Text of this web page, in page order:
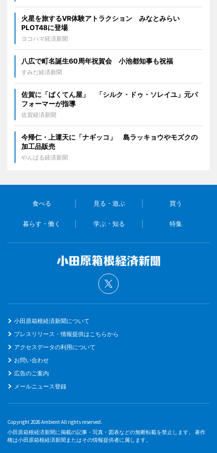
火星を旅するVR体験アトラクション みなとみらい
PLOT48に登場
ヨコハマ経済新聞
八広で町名誕生60周年祝賀会 小池都知事も祝福
すみだ経済新聞
佐賀に「ばくてん屋」 「シルク・ドゥ・ソレイユ」元パ
フォーマーが指導
佐賀経済新聞
今帰仁・上運天に「ナギッコ」 島ラッキョウやモズクの
加工品販売
やんばる経済新聞
食べる 見る・遊ぶ 買う
暮らす・働く 学ぶ・知る 特集
小田原箱根経済新聞について
プレスリリース・情報提供はこちらから
アクセスデータの利用について
お問い合わせ
広告のご案内
メールニュース登録
Copyright 2026 Ambient All rights reserved.
小田原箱根経済新聞に掲載の記事・写真・図表などの無断転載を禁止します。 著作
権は小田原箱根経済新聞またはその情報提供者に属します。